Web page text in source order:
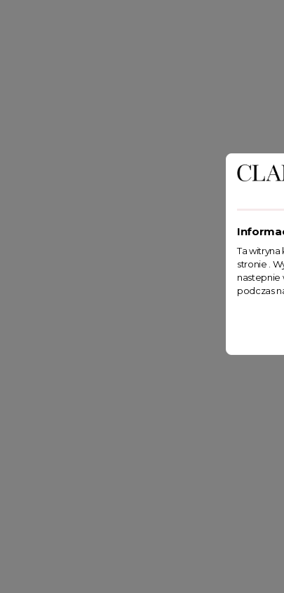
Ta witryna
stronie .
nastepnie
podczas